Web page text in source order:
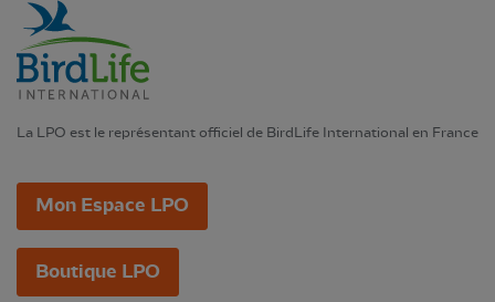
La LPO est le représentant officiel de BirdLife International en France
Mon Espace LPO
Boutique LPO